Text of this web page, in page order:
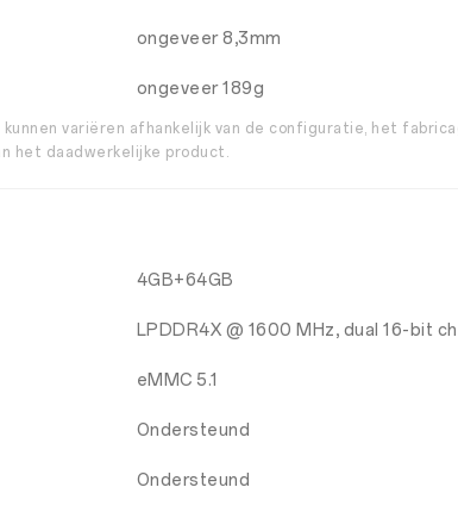
ongeveer 8,3mm
ongeveer 189g
variëren afhankelijk van de configuratie, het
het daadwerkelijke product.
4GB+64GB
LPDDR4X @ 1600 MHz, dual 16-bit
eMMC 5.1
Ondersteund
Ondersteund